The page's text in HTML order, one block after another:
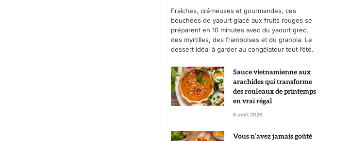
Fraîches, crémeuses et gourmandes, ces
bouchées de yaourt glacé aux fruits rouges se
préparent en 10 minutes avec du yaourt grec,
des myrtilles, des framboises et du granola. Le
dessert idéal à garder au congélateur tout l’été.
Sauce vietnamienne aux
arachides qui transforme
des rouleaux de printemps
en vrai régal
6 août 2026
Vous n’avez jamais goûté